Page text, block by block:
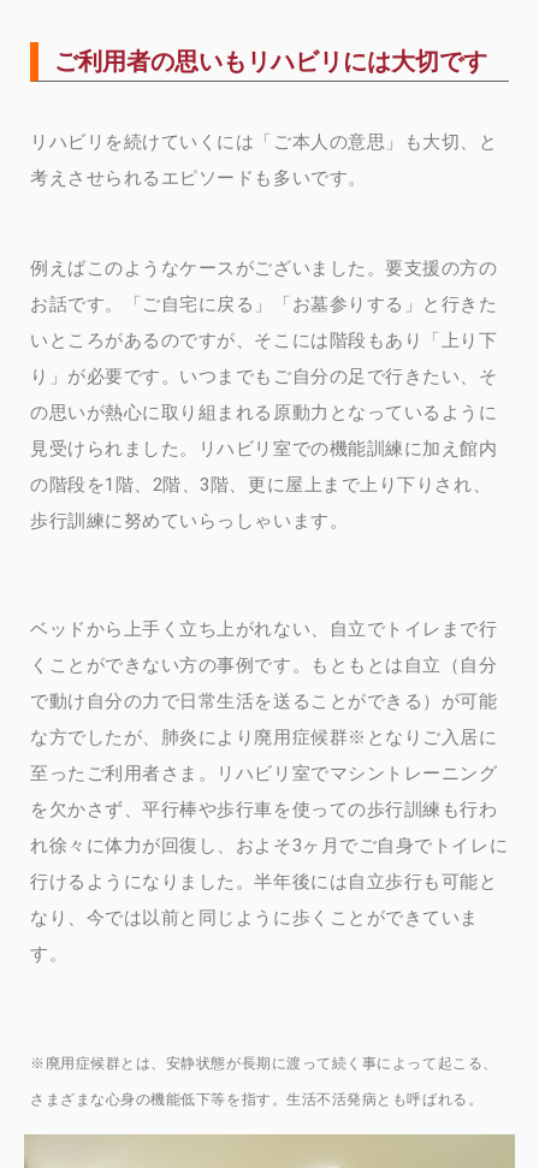
ご利用者の思いもリハビリには大切です
リハビリを続けていくには「ご本人の意思」も大切、と
考えさせられるエピソードも多いです。
例えばこのようなケースがございました。要支援の方の
お話です。「ご自宅に戻る」「お墓参りする」と行きた
いところがあるのですが、そこには階段もあり「上り下
り」が必要です。いつまでもご自分の足で行きたい、そ
の思いが熱心に取り組まれる原動力となっているように
見受けられました。リハビリ室での機能訓練に加え館内
の階段を1階、2階、3階、更に屋上まで上り下りされ、
歩行訓練に努めていらっしゃいます。
ベッドから上手く立ち上がれない、自立でトイレまで行
くことができない方の事例です。もともとは自立（自分
で動け自分の力で日常生活を送ることができる）が可能
な方でしたが、肺炎により廃用症候群※となりご入居に
至ったご利用者さま。リハビリ室でマシントレーニング
を欠かさず、平行棒や歩行車を使っての歩行訓練も行わ
れ徐々に体力が回復し、およそ3ヶ月でご自身でトイレに
行けるようになりました。半年後には自立歩行も可能と
なり、今では以前と同じように歩くことができていま
す。
※廃用症候群とは、安静状態が長期に渡って続く事によって起こる、
さまざまな心身の機能低下等を指す。生活不活発病とも呼ばれる。